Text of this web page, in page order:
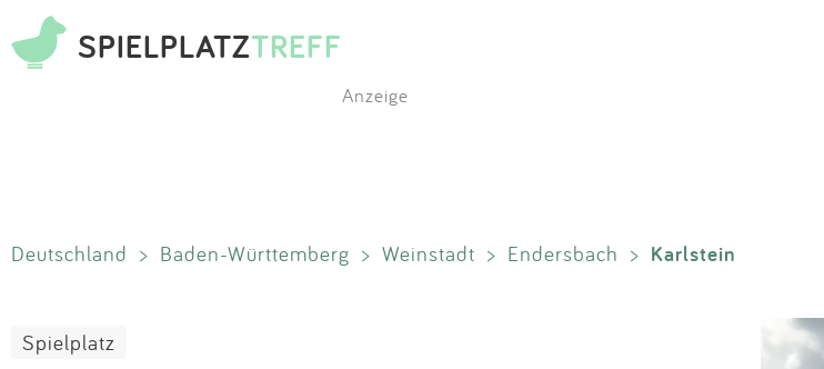
SPIELPLATZTREFF
App
Anzeige
Deutschland > Baden-Württemberg > Weinstadt > Endersbach > Karlstein
Spielplatz